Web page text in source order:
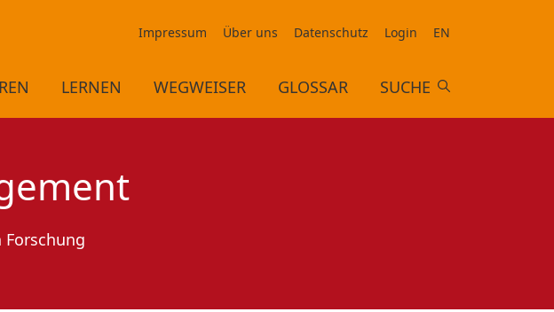
Impressum Über uns Datenschutz Login EN
LERNEN WEGWEISER GLOSSAR SUCHE